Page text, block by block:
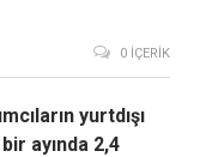
0 İÇERIK
yurtdışı
ayında 2,4